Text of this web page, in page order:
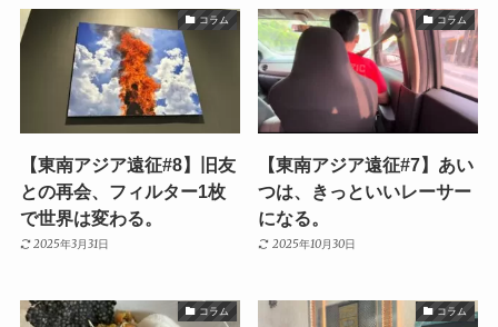
コラム
【東南アジア遠征#8】旧友
との再会、フィルター1枚
で世界は変わる。
2025年3月31日
コラム
【東南アジア遠征#7】あい
つは、きっといいレーサー
になる。
2025年10月30日
コラム コラム